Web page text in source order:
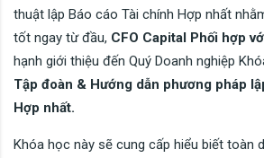
thuật lập Báo cáo Tài chính Hợp nhất
tốt ngay từ đầu, CFO Capital Phối hợp
hạnh giới thiệu đến Quý Doanh nghiệp
Tập đoàn & Hướng dẫn phương pháp
Hợp nhất.
Khóa học này sẽ cung cấp hiểu biết toàn